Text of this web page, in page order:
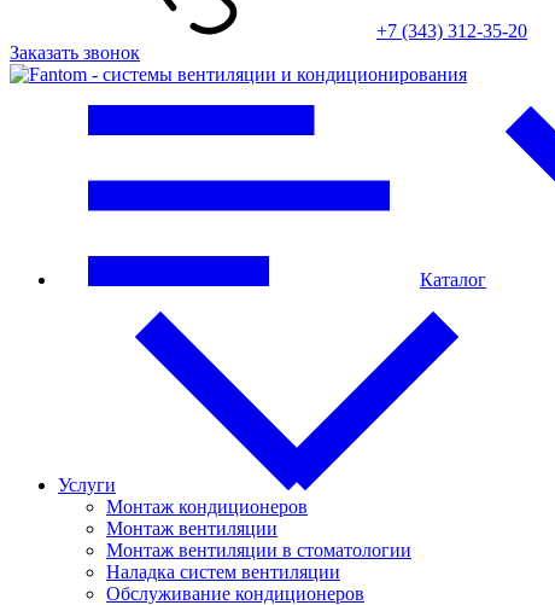
+7 (343) 312-35-20
Заказать звонок
Каталог
Услуги
Монтаж кондиционеров
Монтаж вентиляции
Монтаж вентиляции в стоматологии
Наладка систем вентиляции
Обслуживание кондиционеров